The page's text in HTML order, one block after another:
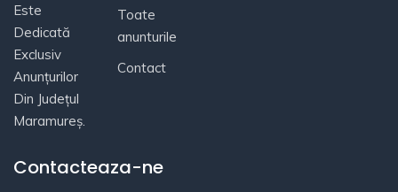
Este
Dedicată
Exclusiv
Anunțurilor
Din Județul
Maramureș.
Toate
anunturile
Contact
Contacteaza-ne